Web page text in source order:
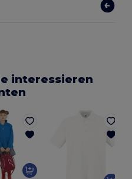
interessieren